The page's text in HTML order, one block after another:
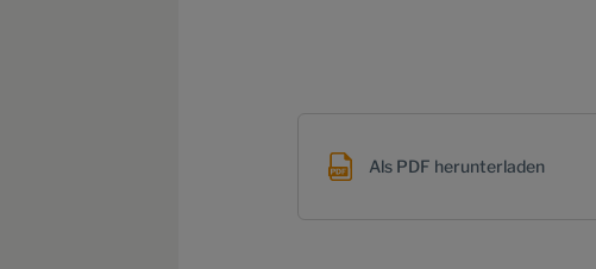
Als PDF herunterladen